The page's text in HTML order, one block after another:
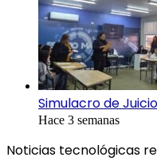
Simulacro de
Hace 3 semanas
Noticias tecnológicas